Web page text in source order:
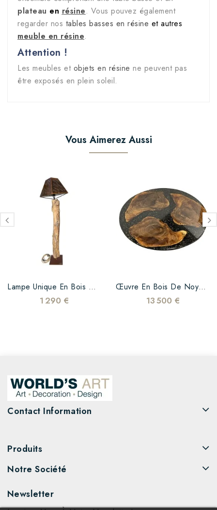
plateau en résine. Vous pouvez également
regarder nos tables basses en résine et autres
meuble en résine.
Attention !
Les meubles et objets en résine ne peuvent pas
être exposés en plein soleil.
Vous Aimerez Aussi
Lampe Unique En Bois De...
1 290 €
Œuvre En Bois De Noyer Et...
13 500 €
Contact Information
Produits
Notre Société
Newsletter